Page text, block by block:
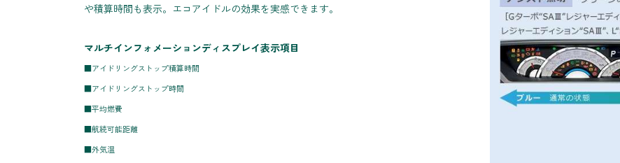
や積算時間も表示。エコアイドルの効果を実感できます。
マルチインフォメーションディスプレイ表示項目
■アイドリングストップ積算時間
■アイドリングストップ時間
■平均燃費
■航続可能距離
■外気温